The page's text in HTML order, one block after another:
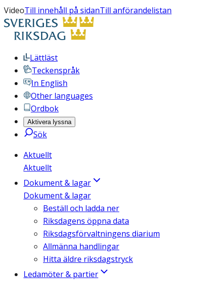
VideoTill innehåll på sidanTill anförandelistan
Lättläst
Teckenspråk
In English
Other languages
Ordbok
Aktivera lyssna
Sök
Aktuellt
Aktuellt
Dokument & lagar
Dokument & lagar
Beställ och ladda ner
Riksdagens öppna data
Riksdagsförvaltningens diarium
Allmänna handlingar
Hitta äldre riksdagstryck
Ledamöter & partier